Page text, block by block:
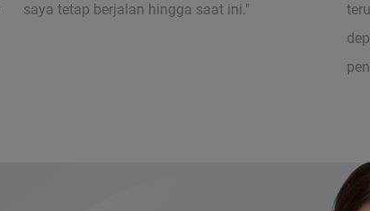
saya tetap berjalan hingga saat ini."